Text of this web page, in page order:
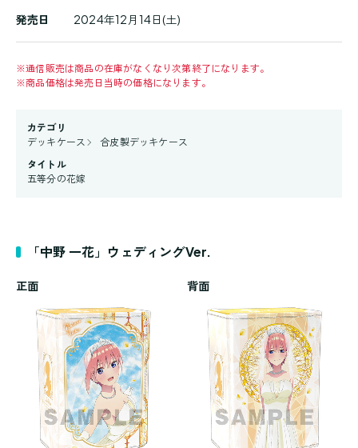
発売日 2024年12月14日(土)
※通信販売は商品の在庫がなくなり次第終了になります。
※商品価格は発売日当時の価格になります。
カテゴリ
デッキケース
合皮製デッキケース
タイトル
五等分の花嫁
「中野 一花」ウェディングVer.
正面 背面